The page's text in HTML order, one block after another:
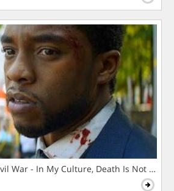
War - In My Culture, Death Is Not The